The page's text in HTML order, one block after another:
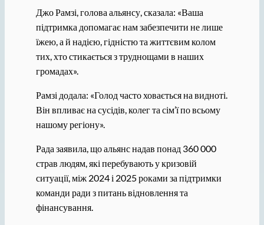
Джо Рамзі, голова альянсу, сказала: «Ваша
підтримка допомагає нам забезпечити не лише
їжею, а й надією, гідністю та життєвим колом
тих, хто стикається з труднощами в наших
громадах».
Рамзі додала: «Голод часто ховається на видноті.
Він впливає на сусідів, колег та сім’ї по всьому
нашому регіону».
Рада заявила, що альянс надав понад 360 000
страв людям, які перебувають у кризовій
ситуації, між 2024 і 2025 роками за підтримки
команди ради з питань відновлення та
фінансування.